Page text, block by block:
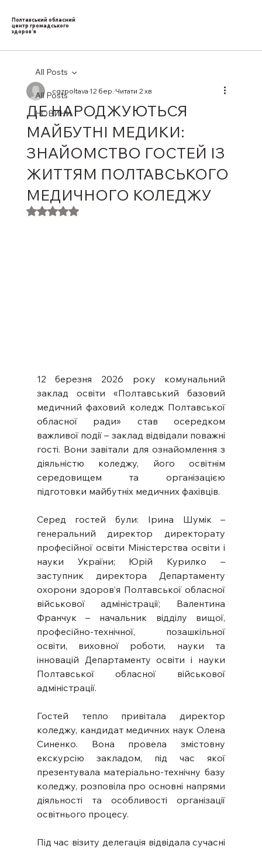
Полтавський обласний
центр громадського
здоров’я
All Posts
НОВИНИ
All Posts
ДЕ НАРОДЖУЮТЬСЯ
МАЙБУТНІ МЕДИКИ:
ЗНАЙОМСТВО ГОСТЕЙ ІЗ
ЖИТТЯМ ПОЛТАВСЬКОГО
МЕДИЧНОГО КОЛЕДЖУ
cgzpoltava12 бер.Читати 2 хв
Оцінка: NaN з 5 зірок.
12 березня 2026 року комунальний
заклад освіти «Полтавський базовий
медичний фаховий коледж Полтавської
обласної ради» став осередком
важливої події – заклад відвідали поважні
гості. Вони завітали для ознайомлення з
діяльністю коледжу, його освітнім
середовищем та організацією
підготовки майбутніх медичних фахівців.
Серед гостей були: Ірина Шумік –
генеральний директор директорату
професійної освіти Міністерства освіти і
науки України; Юрій Курилко –
заступник директора Департаменту
охорони здоров’я Полтавської обласної
військової адміністрації; Валентина
Франчук – начальник відділу вищої,
професійно-технічної, позашкільної
освіти, виховної роботи, науки та
інновацій Департаменту освіти і науки
Полтавської обласної військової
адміністрації.
Гостей тепло привітала директор
коледжу, кандидат медичних наук Олена
Синенко. Вона провела змістовну
екскурсію закладом, під час якої
презентувала матеріально-технічну базу
коледжу, розповіла про основні напрями
діяльності та особливості організації
освітнього процесу.
Під час візиту делегація відвідала сучасні